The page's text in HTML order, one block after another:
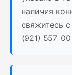
наличия
свяжитесь
(921) 557-